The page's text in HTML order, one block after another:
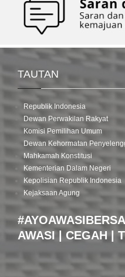
TAUTAN
Republik Indonesia
Dewan Perwakilan Rakyat
Komisi Pemilihan Umum
Dewan Kehormatan
Mahkamah Konstitusi
Kementerian Dalam Negeri
Kepolisian Republik Indonesia
Kejaksaan Agung
AWASI | CEGAH |